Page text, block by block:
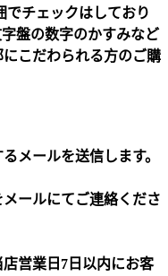
でチェックはしており
盤の数字のかすみなど
こだわられる方のご購
メールを送信します。
ールにてご連絡くださ
営業日7日以内にお客